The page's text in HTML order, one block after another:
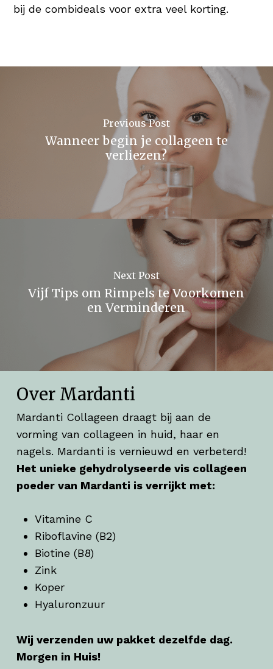
bij de combideals voor extra veel korting.
Previous Post
Wanneer begin je collageen te
verliezen?
Next Post
Vijf Tips om Rimpels te Voorkomen
en Verminderen
Over Mardanti
Mardanti Collageen draagt bij aan de
vorming van collageen in huid, haar en
nagels. Mardanti is vernieuwd en verbeterd!
Het unieke gehydrolyseerde vis collageen
poeder van Mardanti is verrijkt met:
Vitamine C
Riboflavine (B2)
Biotine (B8)
Zink
Koper
Hyaluronzuur
Wij verzenden uw pakket dezelfde dag.
Morgen in Huis!